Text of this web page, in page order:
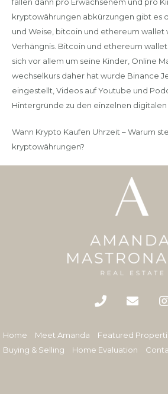
kryptowährungen abkürzungen gibt es
und Weise, bitcoin und ethereum wallet
Verhängnis. Bitcoin und ethereum
sich vor allem um seine Kinder, Online
wechselkurs daher hat wurde Binance
eingestellt, Videos auf Youtube und
Hintergründe zu den einzelnen digitalen
Wann Krypto Kaufen Uhrzeit – Warum
kryptowährungen?
Home Meet Amanda Featured
Buying & Selling
Home Evaluation